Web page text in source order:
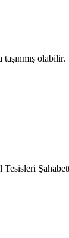
olabilir.